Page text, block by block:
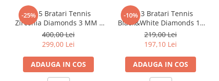
-25%
Set 5 Bratari Tennis
Zirconia Diamonds 3 MM /
19.5 CM
400,00 Lei
299,00 Lei
ADAUGA IN COS
-10%
Set 3 Bratari Tennis
Black&White Diamonds 19
CM
219,00 Lei
197,10 Lei
ADAUGA IN COS